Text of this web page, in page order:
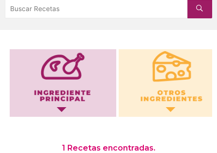
Otros Ingredientes
1 Recetas encontradas.